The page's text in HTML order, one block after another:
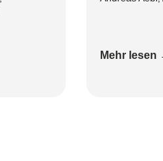
Mehr lesen